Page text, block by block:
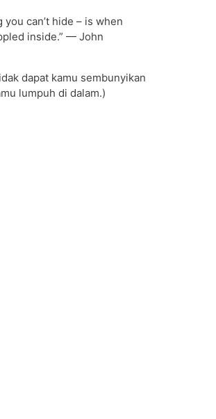
you can’t hide – is when
inside.” — John
dapat kamu sembunyikan
lumpuh di dalam.)